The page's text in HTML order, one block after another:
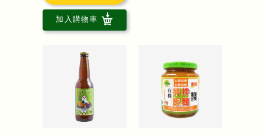
加入購物車